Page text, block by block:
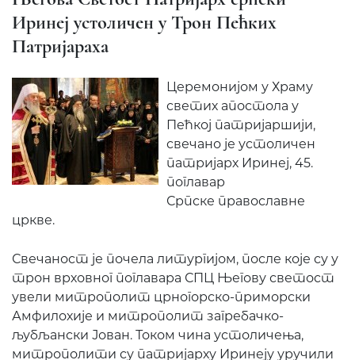
Иринеј устоличен у Трон Пећких
Патријараха
Церемонијом у Храму
светих апостола у
Пећкој патријаршији,
свечано је устоличен
патријарх Иринеј, 45.
поглавар
Српске православне
цркве.
Свечаност је почела литургијом, после које су у
трон врховног поглавара СПЦ Његову светост
увели митрополит црногорско-приморски
Амфилохије и митрополит загребачко-
љубљански Јован. Током чина устоличења,
митрополити су патријарху Иринеју уручили